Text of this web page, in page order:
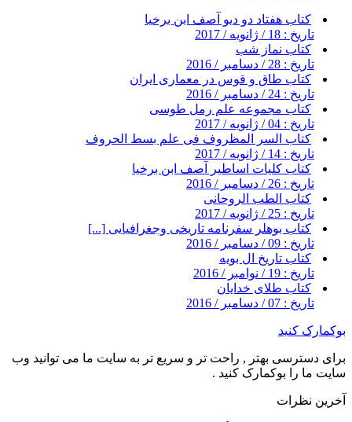
کتاب هفتاد دو دیو آصف ابن برخیا
تاریخ : 18 / ژانویه / 2017
کتاب نماز شب
تاریخ : 28 / دسامبر / 2016
کتاب طاق و قوس در معماری ایران
تاریخ : 24 / دسامبر / 2016
کتاب مجموعه علم رمل طوسی
تاریخ : 04 / ژانویه / 2017
کتاب السر المظروف فی علم بسط الحروف
تاریخ : 14 / ژانویه / 2017
کتاب کلیات اساطیر آصف ابن برخیا
تاریخ : 26 / دسامبر / 2016
کتاب الطب الروحانی
تاریخ : 25 / ژانویه / 2017
کتاب بوهلر سفرنامه تاریخی وجغرافیایی [...]
تاریخ : 09 / دسامبر / 2016
کتاب تاریخ ال بویه
تاریخ : 19 / نوامبر / 2016
کتاب طلای خدایان
تاریخ : 07 / دسامبر / 2016
بوکمارک کنید
برای دسترسی بهتر , راحت تر و سریع تر به سایت ما می توانید وب
سایت ما را بوکمارک کنید .
آخرین نظرات